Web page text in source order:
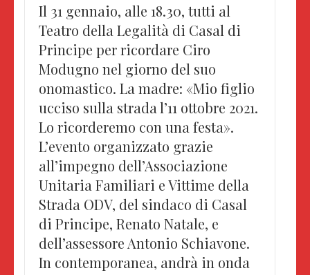
Il 31 gennaio, alle 18.30, tutti al
Teatro della Legalità di Casal di
Principe per ricordare Ciro
Modugno nel giorno del suo
onomastico. La madre: «Mio figlio
ucciso sulla strada l’11 ottobre 2021.
Lo ricorderemo con una festa».
L’evento organizzato grazie
all’impegno dell’Associazione
Unitaria Familiari e Vittime della
Strada ODV, del sindaco di Casal
di Principe, Renato Natale, e
dell’assessore Antonio Schiavone.
In contemporanea, andrà in onda